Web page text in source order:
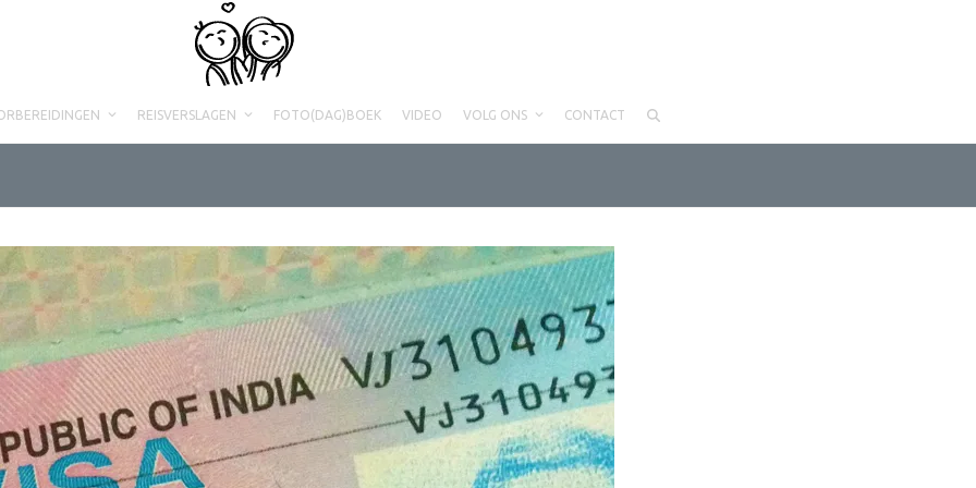
REISVERSLAGEN FOTO(DAG)BOEK VIDEO VOLG ONS CONTACT